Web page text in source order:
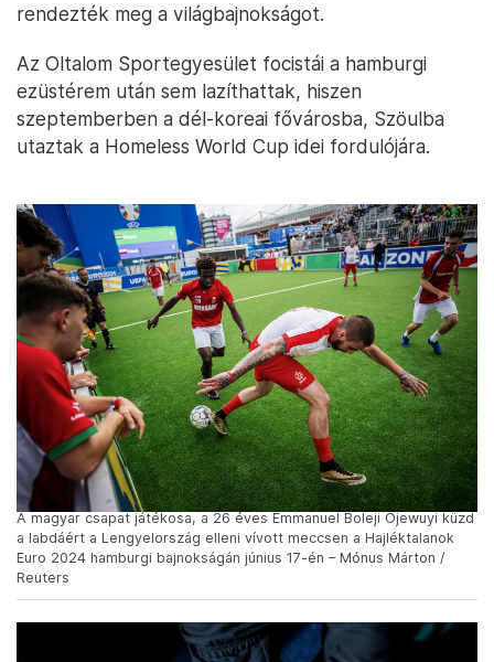
rendezték meg a világbajnokságot.
Az Oltalom Sportegyesület focistái a hamburgi
ezüstérem után sem lazíthattak, hiszen
szeptemberben a dél-koreai fővárosba, Szöulba
utaztak a Homeless World Cup idei fordulójára.
A magyar csapat játékosa, a 26 éves Emmanuel Boleji Ojewuyi küzd
a labdáért a Lengyelország elleni vívott meccsen a Hajléktalanok
Euro 2024 hamburgi bajnokságán június 17-én – Mónus Márton /
Reuters